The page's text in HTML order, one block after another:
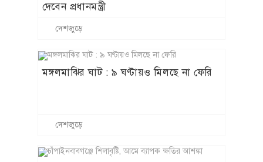
দেবেন প্রধানমন্ত্রী
দেশজুড়ে
মঙ্গলমাঝির ঘাট : ৯ ঘণ্টায়ও মিলছে না ফেরি
দেশজুড়ে